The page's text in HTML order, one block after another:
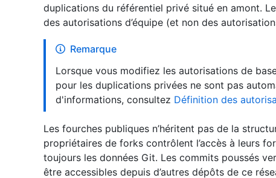
duplications du référentiel privé situé en amont.
des autorisations d’équipe (et non des
Remarque
Lorsque vous modifiez les autorisations de
pour les duplications privées ne sont pas
d'informations, consultez Définition des
Les fourches publiques n’héritent pas de la
propriétaires de forks contrôlent l’accès à leurs
toujours les données Git. Les commits poussés
être accessibles depuis d’autres dépôts de ce